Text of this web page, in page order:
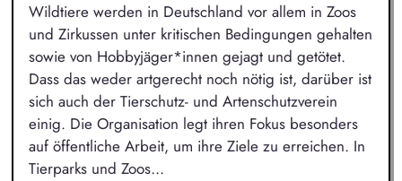
Wildtiere werden in Deutschland vor allem in Zoos
und Zirkussen unter kritischen Bedingungen gehalten
sowie von Hobbyjäger*innen gejagt und getötet.
Dass das weder artgerecht noch nötig ist, darüber ist
sich auch der Tierschutz- und Artenschutzverein
einig. Die Organisation legt ihren Fokus besonders
auf öffentliche Arbeit, um ihre Ziele zu erreichen. In
Tierparks und Zoos...